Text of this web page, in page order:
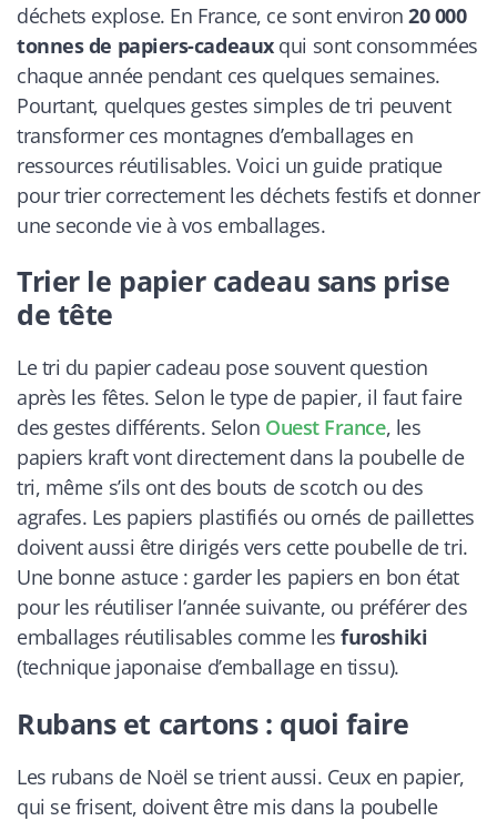
déchets explose. En France, ce sont environ20 000
tonnes de papiers-cadeauxqui sont consommées
chaque année pendant ces quelques semaines.
Pourtant, quelques gestes simples de tri peuvent
transformer ces montagnes d’emballages en
ressources réutilisables. Voici un guide pratique
pour trier correctement les déchets festifs et donner
une seconde vie à vos emballages.
Trier le papier cadeau sans prise
de tête
Le tri du papier cadeau pose souvent question
après les fêtes. Selon le type de papier, il faut faire
des gestes différents. Selon Ouest France, les
papiers kraft vont directement dans la poubelle de
tri, même s’ils ont des bouts de scotch ou des
agrafes. Les papiers plastifiés ou ornés de paillettes
doivent aussi être dirigés vers cette poubelle de tri.
Une bonne astuce : garder les papiers en bon état
pour les réutiliser l’année suivante, ou préférer des
emballages réutilisables comme lesfuroshiki
(technique japonaise d’emballage en tissu).
Rubans et cartons : quoi faire
Les rubans de Noël se trient aussi. Ceux en papier,
qui se frisent, doivent être mis dans la poubelle